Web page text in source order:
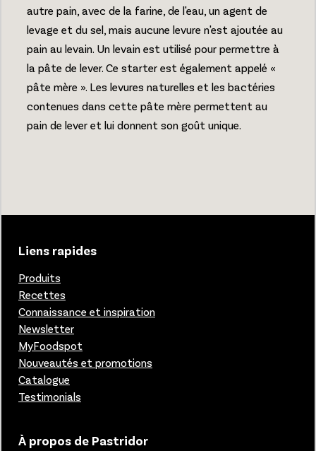
autre pain, avec de la farine, de l'eau, un agent de
levage et du sel, mais aucune levure n'est ajoutée au
pain au levain. Un levain est utilisé pour permettre à
la pâte de lever. Ce starter est également appelé «
pâte mère ». Les levures naturelles et les bactéries
contenues dans cette pâte mère permettent au
pain de lever et lui donnent son goût unique.
Liens rapides
Produits
Recettes
Connaissance et inspiration
Newsletter
MyFoodspot
Nouveautés et promotions
Catalogue
Testimonials
À propos de Pastridor